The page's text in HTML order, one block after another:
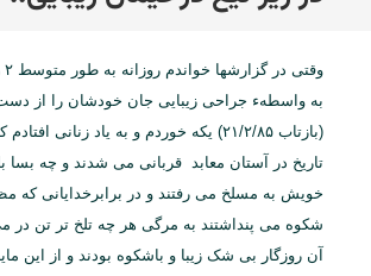
به
به واسطهء جراحی زیبایی جان خودشان را از
(بازتاب ۲۱/۲/۸۵) یکه خوردم و به یاد زنانی
تاریخ در آستان معابد قربانی می شدند و چه بسا با
خویش به مسلخ می رفتند و در برابرخدایانی که
شکوه می پنداشتند به مرگی هر چه تلخ تر تن در
آن روزگار بی شک زیبا و باشکوه بودند و از این